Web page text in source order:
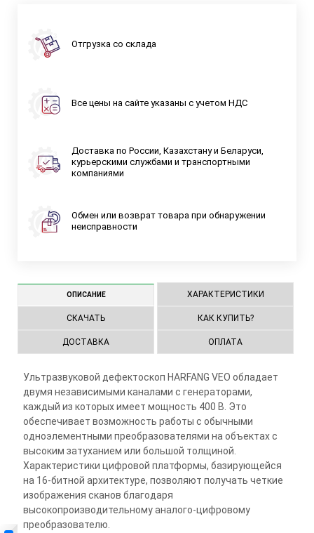
Отгрузка со склада
Все цены на сайте указаны с учетом НДС
Доставка по России, Казахстану и Беларуси,
курьерскими службами и транспортными
компаниями
Обмен или возврат товара при обнаружении
неисправности
ОПИСАНИЕ ХАРАКТЕРИСТИКИ
СКАЧАТЬ КАК КУПИТЬ?
ДОСТАВКА ОПЛАТА
Ультразвуковой дефектоскоп HARFANG VEO обладает
двумя независимыми каналами с генераторами,
каждый из которых имеет мощность 400 В. Это
обеспечивает возможность работы с обычными
одноэлементными преобразователями на объектах с
высоким затуханием или большой толщиной.
Характеристики цифровой платформы, базирующейся
на 16-битной архитектуре, позволяют получать четкие
изображения сканов благодаря
высокопроизводительному аналого-цифровому
преобразователю.